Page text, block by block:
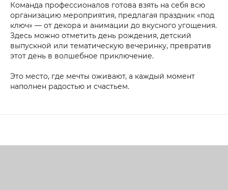
Команда профессионалов готова взять на себя всю
организацию мероприятия, предлагая праздник «под
ключ» — от декора и анимации до вкусного угощения.
Здесь можно отметить день рождения, детский
выпускной или тематическую вечеринку, превратив
этот день в волшебное приключение.
Это место, где мечты оживают, а каждый момент
наполнен радостью и счастьем.